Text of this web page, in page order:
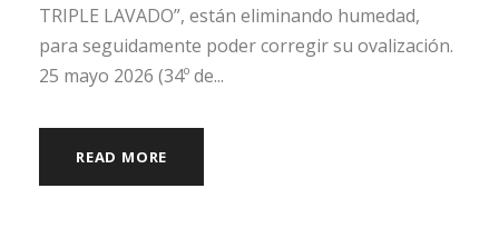
TRIPLE LAVADO”, están eliminando humedad,
para seguidamente poder corregir su ovalización.
25 mayo 2026 (34º de...
READ MORE